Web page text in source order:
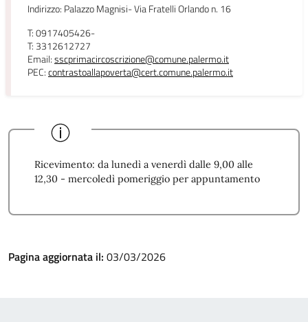
Indirizzo: Palazzo Magnisi- Via Fratelli Orlando n. 16
T: 0917405426-
T: 3312612727
Email:sscprimacircoscrizione@comune.palermo.it
PEC:contrastoallapoverta@cert.comune.palermo.it
Ricevimento: da lunedì a venerdì dalle 9,00 alle
12,30 - mercoledì pomeriggio per appuntamento
Pagina aggiornata il: 03/03/2026